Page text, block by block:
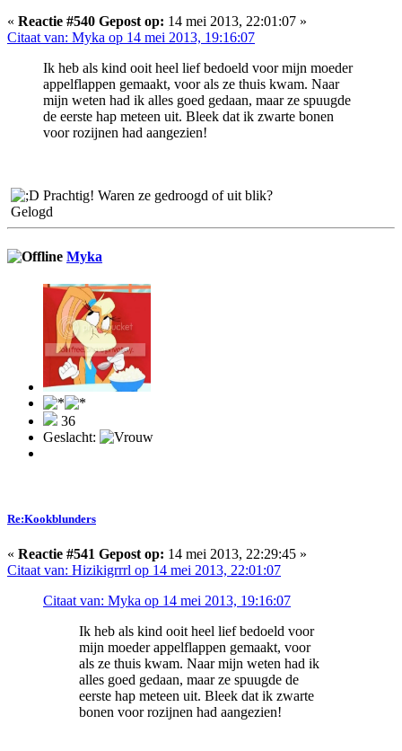
« Reactie #540 Gepost op: 14 mei 2013, 22:01:07 »
Citaat van: Myka op 14 mei 2013, 19:16:07
Ik heb als kind ooit heel lief bedoeld voor mijn moeder
appelflappen gemaakt, voor als ze thuis kwam. Naar
mijn weten had ik alles goed gedaan, maar ze spuugde
de eerste hap meteen uit. Bleek dat ik zwarte bonen
voor rozijnen had aangezien!
Prachtig! Waren ze gedroogd of uit blik?
Gelogd
Myka
36
Geslacht:
Re:Kookblunders
« Reactie #541 Gepost op: 14 mei 2013, 22:29:45 »
Citaat van: Hizikigrrrl op 14 mei 2013, 22:01:07
Citaat van: Myka op 14 mei 2013, 19:16:07
Ik heb als kind ooit heel lief bedoeld voor
mijn moeder appelflappen gemaakt, voor
als ze thuis kwam. Naar mijn weten had ik
alles goed gedaan, maar ze spuugde de
eerste hap meteen uit. Bleek dat ik zwarte
bonen voor rozijnen had aangezien!